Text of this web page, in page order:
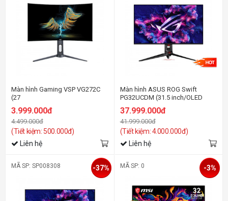
Màn hình Gaming VSP VG272C
(27
3.999.000đ
4.499.000đ
(Tiết kiệm: 500.000đ)
Liên hệ
Màn hình ASUS ROG Swift
PG32UCDM (31.5 inch/OLED
37.999.000đ
41.999.000đ
(Tiết kiệm: 4.000.000đ)
Liên hệ
MÃ SP: SP008308 -37% MÃ SP: 0 -3%